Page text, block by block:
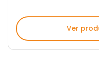
Ver